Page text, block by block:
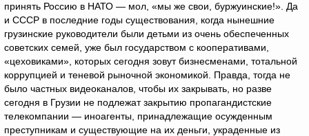
принять Россию в НАТО — мол, «мы же свои, буржуинские!». Да
и СССР в последние годы существования, когда нынешние
грузинские руководители были детьми из очень обеспеченных
советских семей, уже был государством с кооперативами,
«цеховиками», которых сегодня зовут бизнесменами, тотальной
коррупцией и теневой рыночной экономикой. Правда, тогда не
было частных видеоканалов, чтобы их закрывать, но разве
сегодня в Грузии не подлежат закрытию пропагандистские
телекомпании — иноагенты, принадлежащие осужденным
преступникам и существующие на их деньги, украденные из